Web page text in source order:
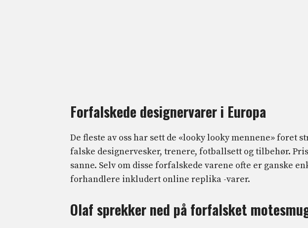
Forfalskede designervarer i Europa
De fleste av oss har sett de «looky looky mennene» foret
falske designervesker, trenere, fotballsett og tilbehør.
sanne. Selv om disse forfalskede varene ofte er ganske
forhandlere inkludert online replika -varer.
Olaf sprekker ned på forfalsket